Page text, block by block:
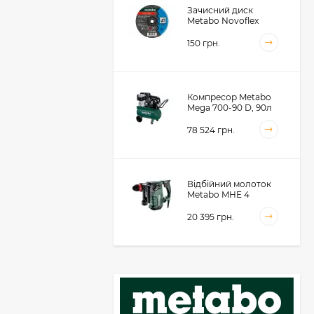
Зачисний диск
Metabo Novoflex
(616468000)
150 грн.
Компресор Metabo
Mega 700-90 D, 90л
78 524 грн.
Відбійний молоток
Metabo MHE 4
20 395 грн.
фрезер для обробки
металевих крайок
Metabo KFMVB 18 LTX
50 104 грн.